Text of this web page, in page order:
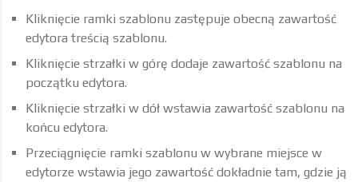
Kliknięcie ramki szablonu zastępuje obecną zawartość
edytora treścią szablonu.
Kliknięcie strzałki w górę dodaje zawartość szablonu na
początku edytora.
Kliknięcie strzałki w dół wstawia zawartość szablonu na
końcu edytora.
Przeciągnięcie ramki szablonu w wybrane miejsce w
edytorze wstawia jego zawartość dokładnie tam, gdzie ją